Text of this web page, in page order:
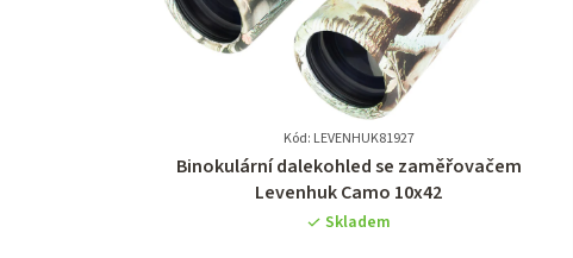
Kód: LEVENHUK81927
Průměrné
hodnocení
produktu
Binokulární dalekohled se zaměřovačem
Levenhuk Camo 10x42
Skladem